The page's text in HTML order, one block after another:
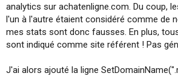
analytics sur achatenligne.com. Du coup,
l'un à l'autre étaient considéré comme de
mes stats sont donc fausses. En plus,
sont indiqué comme site référent ! Pas
J'ai alors ajouté la ligne